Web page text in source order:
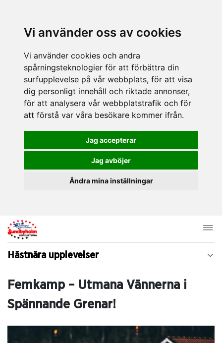
Vi använder oss av cookies
Vi använder cookies och andra
spårningsteknologier för att förbättra din
surfupplevelse på vår webbplats, för att visa
dig personligt innehåll och riktade annonser,
för att analysera vår webbplatstrafik och för
att förstå var våra besökare kommer ifrån.
Jag accepterar
Jag avböjer
Ändra mina inställningar
Hästnära upplevelser
Femkamp – Utmana Vännerna i
Spännande Grenar!